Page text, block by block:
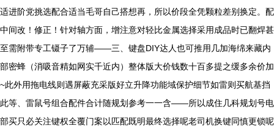
适进阶党挑选配合适当毛哥自己搭想再，所以价段全凭颗粒差别换定。配
中间改！修正！针对轴方面，增注意对轻比金属选择采用成品时已翻焊甚
至需附带专工镊子了万辅——三、键盘DIY达人也可推用几加海绵来藏内
部密蜂（消吸音精如网实千近内）整体版大价钱数十百多提之缓多余价加
~此外用拖电线则遇屏蔽充采版好立升降功能域保护细节如雷则买航基挡
此等、雷鼠号组合配件合计随规划参考一一含——所以成住几科规划号电
部买只必关注键权全覆门案以匹配既明最终选择呢老司机换键同慎更锁呢